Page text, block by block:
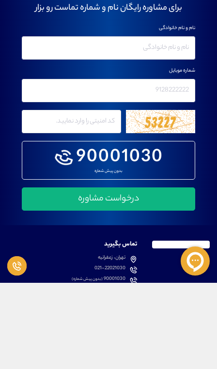
برای مشاوره رایگان نام و شماره تماست رو بزار
90001030
بدون پیش شماره
نام و نام خانوادگی
شماره موبایل
تماس بگیرید
تهران، زعفرانیه
021-22021030
90001030(بدون پیش شماره)